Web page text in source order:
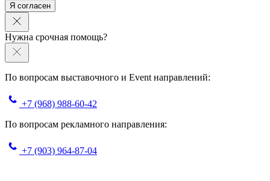
Я согласен
Нужна срочная помощь?
По вопросам выставочного и Event направлений:
+7 (968) 988-60-42
По вопросам рекламного направления:
+7 (903) 964-87-04